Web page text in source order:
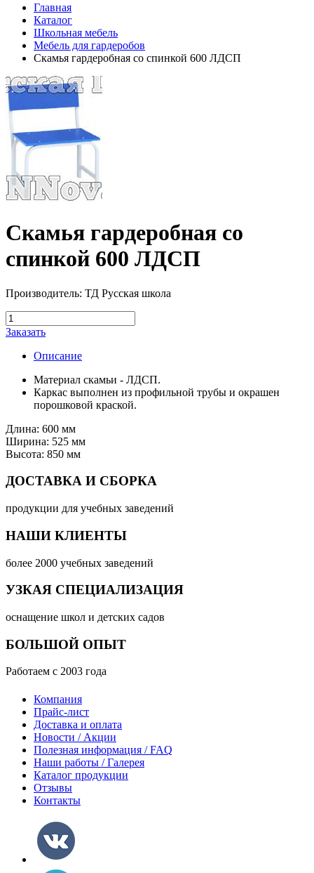
Главная
Каталог
Школьная мебель
Мебель для гардеробов
Скамья гардеробная со спинкой 600 ЛДСП
Скамья гардеробная со
спинкой 600 ЛДСП
Производитель: ТД Русская школа
Заказать
Описание
Материал скамьи - ЛДСП.
Каркас выполнен из профильной трубы и окрашен
порошковой краской.
Длина: 600 мм
Ширина: 525 мм
Высота: 850 мм
ДОСТАВКА И СБОРКА
продукции для учебных заведений
НАШИ КЛИЕНТЫ
более 2000 учебных заведений
УЗКАЯ СПЕЦИАЛИЗАЦИЯ
оснащение школ и детских садов
БОЛЬШОЙ ОПЫТ
Работаем с 2003 года
Компания
Прайс-лист
Доставка и оплата
Новости / Акции
Полезная информация / FAQ
Наши работы / Галерея
Каталог продукции
Отзывы
Контакты